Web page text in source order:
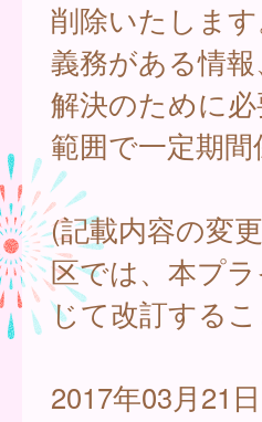
削除いたしま
義務がある情
解決のために
範囲で一定期
(記載内容の変
区では、本プ
じて改訂するこ
2017年03月21日